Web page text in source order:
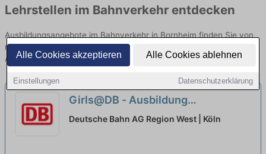
Alle Cookies akzeptieren Alle Cookies ablehnen
Einstellungen Datenschutzerklärung
Lehrstellen im Bahnverkehr entdecken
Ausbildungsangebote im Bahnverkehr in Bornheim finden Sie von
namhaften Firmen. Entdecken Sie freie Optionen von Top-
Arbeitgebern und bewerben Sie sich noch heute.
Girls@DB - Ausbildung
Lokführer:in 2027 neu
Deutsche Bahn AG Region West | Köln